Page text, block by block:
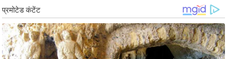
/
फै
श
न